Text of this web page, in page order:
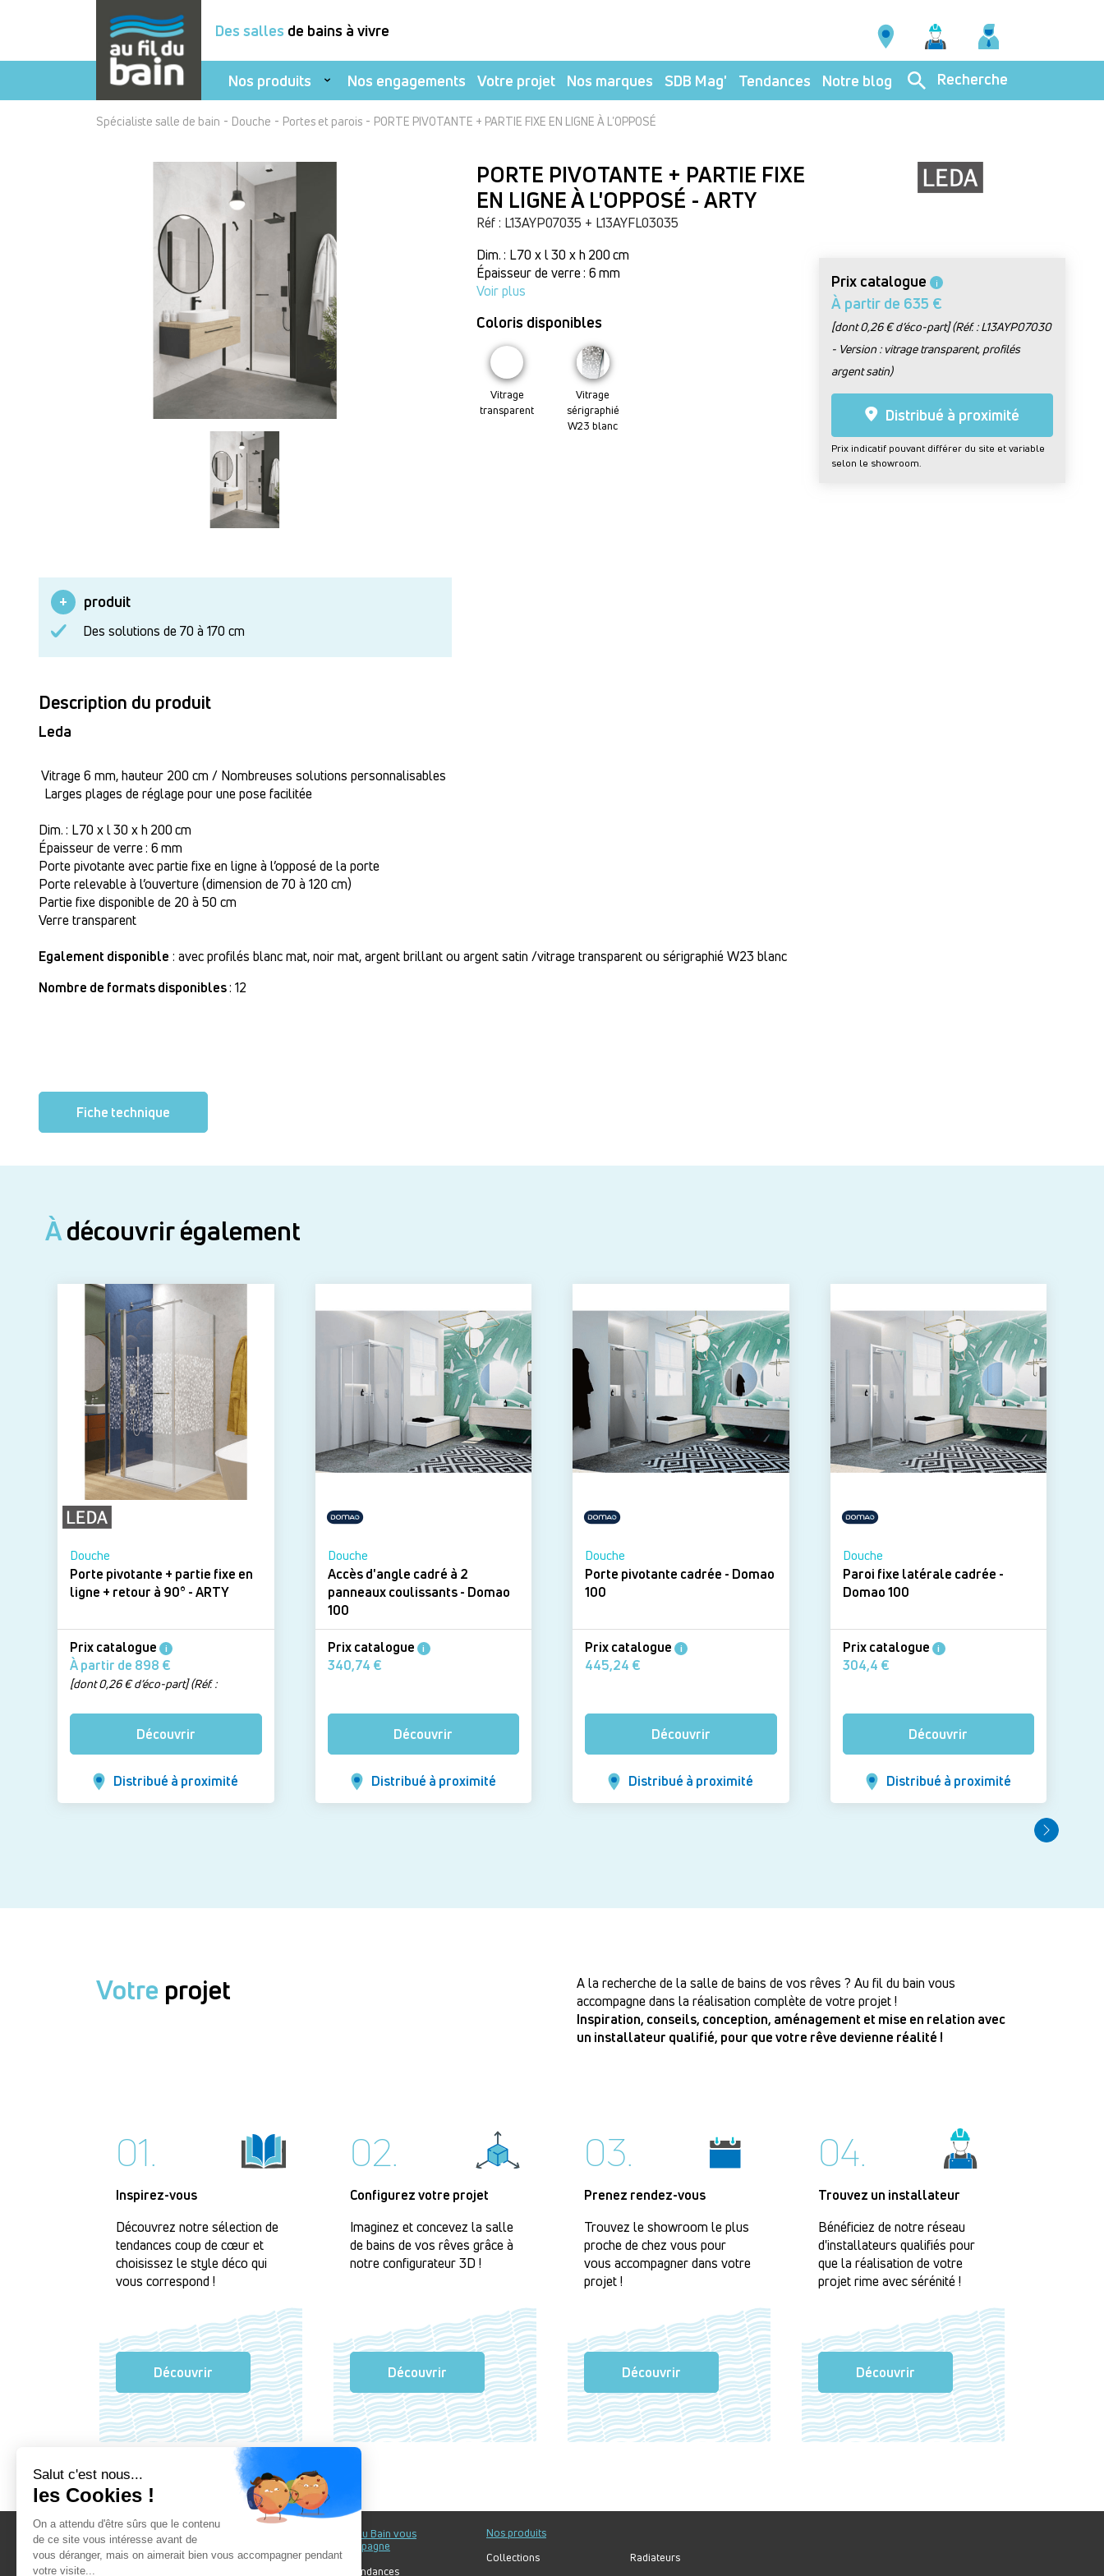
Des salles de bains à vivre
Nos produits Nos engagements Votre projet Nos marques SDB Mag' Tendances Notre blog Recherche
Spécialiste salle de bain - Douche - Portes et parois - PORTE PIVOTANTE + PARTIE FIXE EN LIGNE À L'OPPOSÉ
PORTE PIVOTANTE + PARTIE FIXE
EN LIGNE À L'OPPOSÉ - ARTY
Réf : L13AYP07035 + L13AYFL03035
Dim. : L 70 x l 30 x h 200 cm
Épaisseur de verre : 6 mm
Voir plus
Coloris disponibles
Vitrage
transparent
Vitrage
sérigraphié
W23 blanc
Prix catalogue i
À partir de 635 €
[dont 0,26 € d’éco-part] (Réf. : L13AYP07030
- Version : vitrage transparent, profilés
argent satin)
Distribué à proximité
Prix indicatif pouvant différer du site et variable
selon le showroom.
produit
Des solutions de 70 à 170 cm
Description du produit
Leda
Vitrage 6 mm, hauteur 200 cm / Nombreuses solutions personnalisables
Larges plages de réglage pour une pose facilitée
Dim. : L 70 x l 30 x h 200 cm
Épaisseur de verre : 6 mm
Porte pivotante avec partie fixe en ligne à l’opposé de la porte
Porte relevable à l’ouverture (dimension de 70 à 120 cm)
Partie fixe disponible de 20 à 50 cm
Verre transparent
Egalement disponible : avec profilés blanc mat, noir mat, argent brillant ou argent satin /vitrage transparent ou sérigraphié W23 blanc
Nombre de formats disponibles: 12
Fiche technique
Àdécouvrir également
Douche
Porte pivotante + partie fixe en
ligne + retour à 90° - ARTY
Prix catalogue i
À partir de 898 €
[dont 0,26 € d’éco-part] (Réf. :
argent satin, vitrage transparent)
Découvrir
Distribué à proximité
Douche
Accès d'angle cadré à 2
panneaux coulissants - Domao
100
Prix catalogue i
340,74 €
Découvrir
Distribué à proximité
Douche
Porte pivotante cadrée - Domao
100
Prix catalogue i
445,24 €
Découvrir
Distribué à proximité
Douche
Paroi fixe latérale cadrée -
Domao 100
Prix catalogue i
304,4 €
Découvrir
Distribué à proximité
Votre projet
A la recherche de la salle de bains de vos rêves ? Au fil du bain vous
accompagne dans la réalisation complète de votre projet !
Inspiration, conseils, conception, aménagement et mise en relation avec
un installateur qualifié, pour que votre rêve devienne réalité !
01.
Inspirez-vous
Découvrez notre sélection de
tendances coup de cœur et
choisissez le style déco qui
vous correspond !
Découvrir
02.
Configurez votre projet
Imaginez et concevez la salle
de bains de vos rêves grâce à
notre configurateur 3D !
Découvrir
03.
Prenez rendez-vous
Trouvez le showroom le plus
proche de chez vous pour
vous accompagner dans votre
projet !
Découvrir
04.
Trouvez un installateur
Bénéficiez de notre réseau
d'installateurs qualifiés pour
que la réalisation de votre
projet rime avec sérénité !
Découvrir
Au fil du Bain
Nos showrooms
Au fil du Bain vous
accompagne
Nos tendances
Nos produits
Collections
Radiateurs